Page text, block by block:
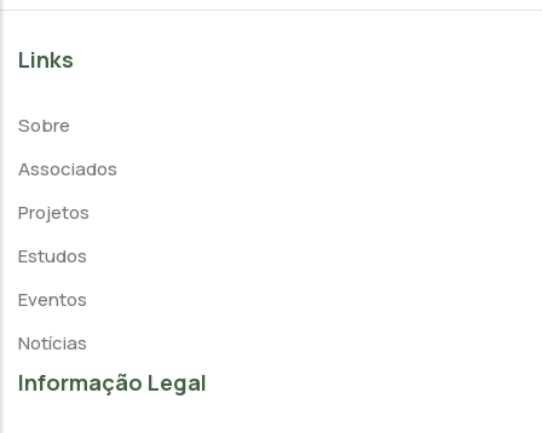
Links
Sobre
Associados
Projetos
Estudos
Eventos
Notícias
Informação Legal